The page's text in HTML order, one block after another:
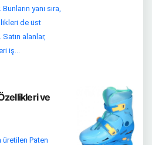
yanı sıra,
de üst
alanlar,
iş...
ve
üretilen Paten